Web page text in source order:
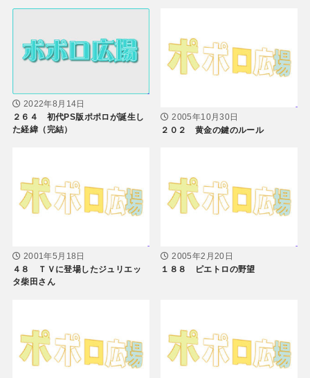
2022年8月14日
２６４ 初代PS版ポポロが誕生し
た経緯（完結）
2005年10月30日
２０２ 黄金の鍵のルール
2001年5月18日
４８ ＴＶに登場したジュリエッ
タ柴田さん
2005年2月20日
１８８ ピエトロの野望